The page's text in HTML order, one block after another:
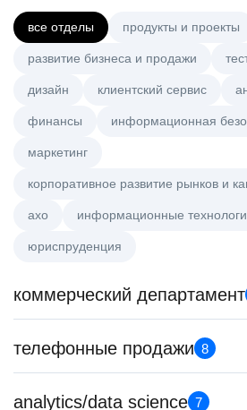
все отделы продукты и проекты
развитие бизнеса и продажи
дизайн клиентский сервис
финансы информационная
маркетинг
корпоративное развитие рынков и
axo информационные
юриспруденция
коммерческий департамент
Тренер по развитию компетенций
HeadHunter::Коммерческий
з/п не указана
телефонные продажи 8
Менеджер по продажам в сегменте
analytics/data science 7